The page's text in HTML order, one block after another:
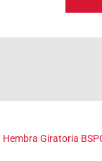
Giratoria